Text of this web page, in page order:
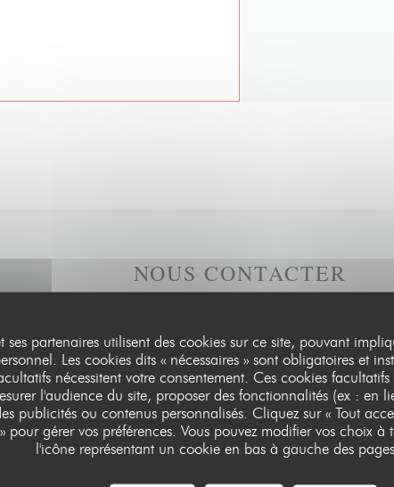
ses partenaires utilisent des cookies sur ce site, pouvant
Les cookies dits « nécessaires » sont obligatoires et
nécessitent votre consentement. Ces cookies
l'audience du site, proposer des fonctionnalités (ex : en
publicités ou contenus personnalisés. Cliquez sur « Tout
pour gérer vos préférences. Vous pouvez modifier vos choix
l'icône représentant un cookie en bas à gauche des
NOUS CONTACTER
Remplissez le formulaire ci-dessous !